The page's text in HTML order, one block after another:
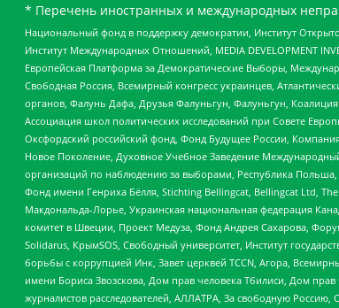
* Перечень иностранных и международных
Национальный фонд в поддержку демократии, Институт
Институт Международных Отношений, MEDIA DEVELOPMENT
Европейская Платформа за Демократические Выборы,
Свободная Россия, Всемирный конгресс украинцев,
органов, Фалунь Дафа, Друзья Фалуньгун, Фалуньгун,
Ассоциация школ политических исследований при Совете
Оксфордский российский фонд, Фонд Будущее России,
Новое Поколение, Духовное Учебное Заведение
организаций по наблюдению за выборами, Республика
Фонд имени Генриха Бёлля, Stichting Bellingcat, Bellingcat Ltd,
Макдональда-Лорье, Украинская национальная федерация
комитет в Швеции, Проект Медуза, Фонд Андрея Сахарова,
Solidarus, КрымSOS, Свободный университет, Институт
борьбы с коррупцией Инк, Завет церквей TCCN, Агора,
имени Бориса Звозскова, Дом прав человека Тбилиси, Дом
журналистов расследователей, АЛЛАТРА, За свободную